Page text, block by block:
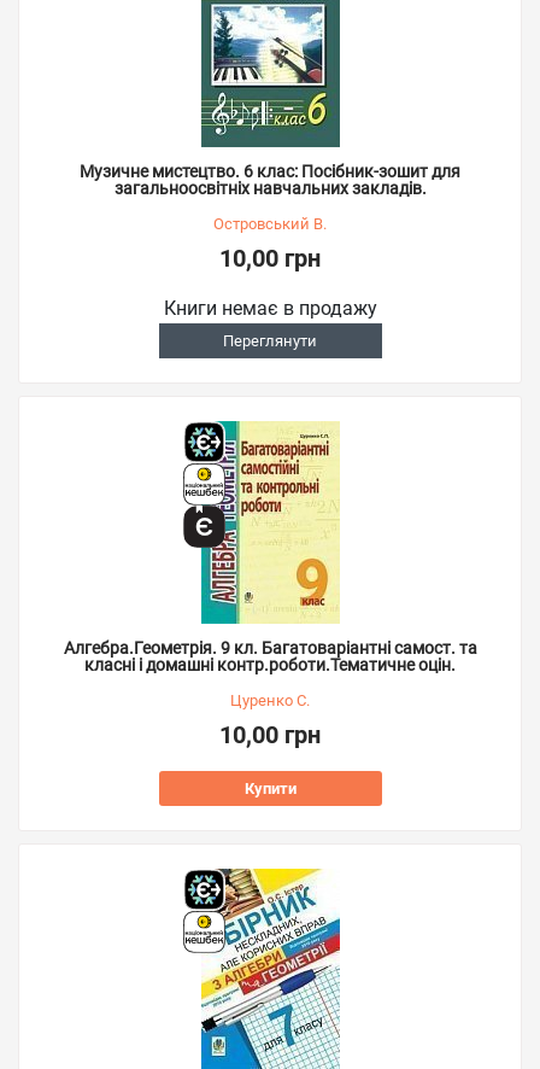
Музичне мистецтво. 6 клас: Посібник-зошит для
загальноосвітніх навчальних закладів.
Островський В.
10,00 грн
Книги немає в продажу
Переглянути
Алгебра.Геометрія. 9 кл. Багатоваріантні самост. та
класні і домашні контр.роботи.Тематичне оцін.
Цуренко С.
10,00 грн
Купити